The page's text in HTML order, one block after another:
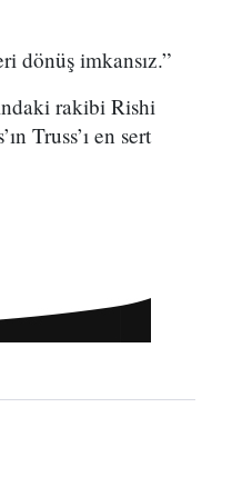
dönüş imkansız.”
rakibi Rishi
Truss’ı en sert